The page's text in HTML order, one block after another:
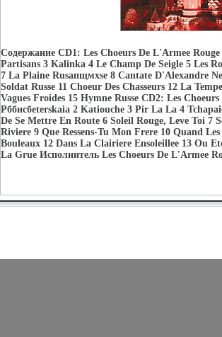
Содержание CD1: Les Choeurs De L'Armee
Partisans 3 Kalinka 4 Le Champ De Seigle 5 Les
7 La Plaine Rusапщмхse 8 Cantate D'Alexandre
Soldat Russe 11 Choeur Des Chasseurs 12 La
Vagues Froides 15 Hymne Russe CD2: Les
Pббисбeterskaia 2 Katiouche 3 Pir La La 4
De Se Mettre En Route 6 Soleil Rouge, Leve Toi 7
Riviere 9 Que Ressens-Tu Mon Frere 10 Quand
Bouleaux 12 Dans La Clairiere Ensoleillee 13 Ou
La Grue Исполнитель Les Choeurs De L'Armee